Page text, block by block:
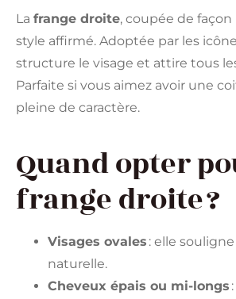
La frange droite, coupée de
style affirmé. Adoptée par les
structure le visage et attire tous
Parfaite si vous aimez avoir une
pleine de caractère.
Quand opter
frange droite ?
Visages ovales : elle
naturelle.
Cheveux épais ou mi-longs